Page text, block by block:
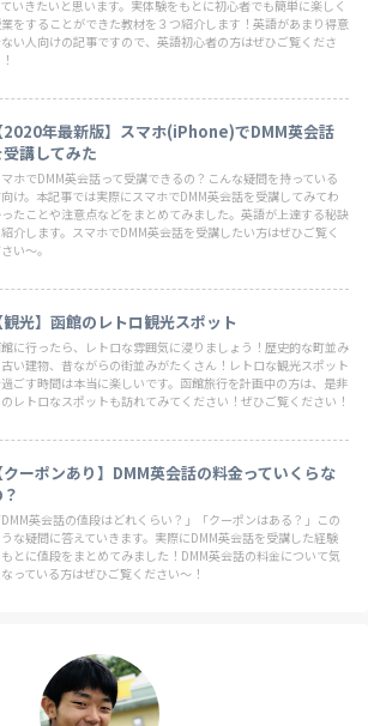
いきたいと思います。実体験をもとに初心者でも簡単に楽しく
をすることができた教材を３つ紹介します！英語があまり得意
い人向けの記事ですので、英語初心者の方はぜひご覧くださ
2020年最新版】スマホ(iPhone)でDMM英会話
受講してみた
ホでDMM英会話って受講できるの？こんな疑問を持っている
け。本記事では実際にスマホでDMM英会話を受講してみてわ
たことや注意点などをまとめてみました。英語が上達する秘訣
介します。スマホでDMM英会話を受講したい方はぜひご覧く
い〜。
観光】函館のレトロ観光スポット
に行ったら、レトロな雰囲気に浸りましょう！歴史的な町並み
い建物、昔ながらの街並みがたくさん！レトロな観光スポット
ごす時間は本当に楽しいです。函館旅行を計画中の方は、是非
のレトロなスポットも訪れてみてください！ぜひご覧ください！
クーポンあり】DMM英会話の料金っていくらな
DMM英会話の値段はどれくらい？」「クーポンはある？」この
な疑問に答えていきます。実際にDMM英会話を受講した経験
とに値段をまとめてみました！DMM英会話の料金について気
っている方はぜひご覧ください〜！